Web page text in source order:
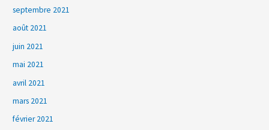
septembre 2021
août 2021
juin 2021
mai 2021
avril 2021
mars 2021
février 2021